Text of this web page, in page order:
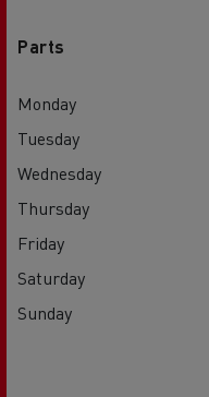
Parts
Monday
Tuesday
Wednesday
Thursday
Friday
Saturday
Sunday